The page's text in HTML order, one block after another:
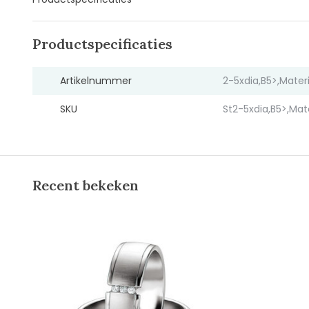
Productspecificaties
Artikelnummer 2-
SKU St2-
Recent bekeken